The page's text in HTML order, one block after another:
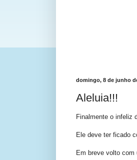
domingo, 8 de junho
Aleluia!!!
Finalmente o infeliz
Ele deve ter ficado
Em breve volto com